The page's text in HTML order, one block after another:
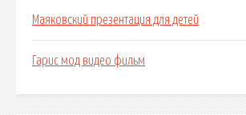
Маяковский презентация для детей
Гарис мод видео фильм